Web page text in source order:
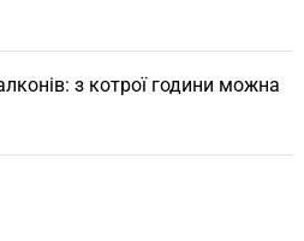
з котрої години можна